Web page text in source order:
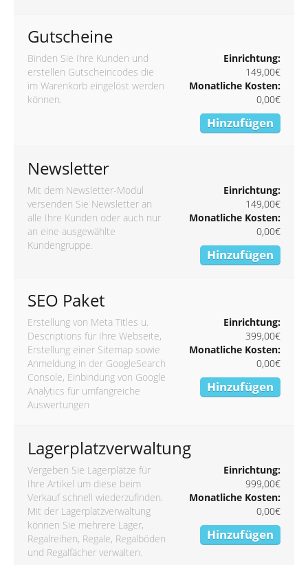
Gutscheine
Binden Sie Ihre Kunden und
erstellen Gutscheincodes die
im Warenkorb eingelöst werden
können.
Einrichtung:
149,00€
Monatliche Kosten:
0,00€
Hinzufügen
Newsletter
Mit dem Newsletter-Modul
versenden Sie Newsletter an
alle Ihre Kunden oder auch nur
an eine ausgewählte
Kundengruppe.
Einrichtung:
149,00€
Monatliche Kosten:
0,00€
Hinzufügen
SEO Paket
Erstellung von Meta Titles u.
Descriptions für Ihre Webseite,
Erstellung einer Sitemap sowie
Anmeldung in der GoogleSearch
Console, Einbindung von Google
Analytics für umfangreiche
Auswertungen
Einrichtung:
399,00€
Monatliche Kosten:
0,00€
Hinzufügen
Lagerplatzverwaltung
Vergeben Sie Lagerplätze für
Ihre Artikel um diese beim
Verkauf schnell wiederzufinden.
Mit der Lagerplatzverwaltung
können Sie mehrere Lager,
Regalreihen, Regale, Regalböden
und Regalfächer verwalten.
Einrichtung:
999,00€
Monatliche Kosten:
0,00€
Hinzufügen